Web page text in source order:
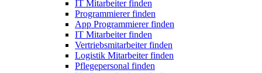
IT Mitarbeiter finden
Programmierer finden
App Programmierer finden
IT Mitarbeiter finden
Vertriebsmitarbeiter finden
Logistik Mitarbeiter finden
Pflegepersonal finden